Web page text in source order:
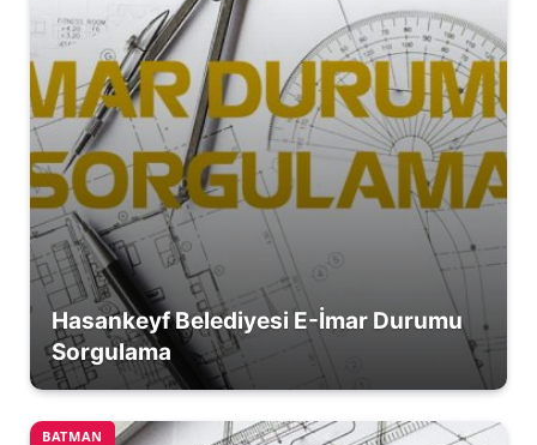
Hasankeyf Belediyesi E-İmar Durumu
Sorgulama
BATMAN